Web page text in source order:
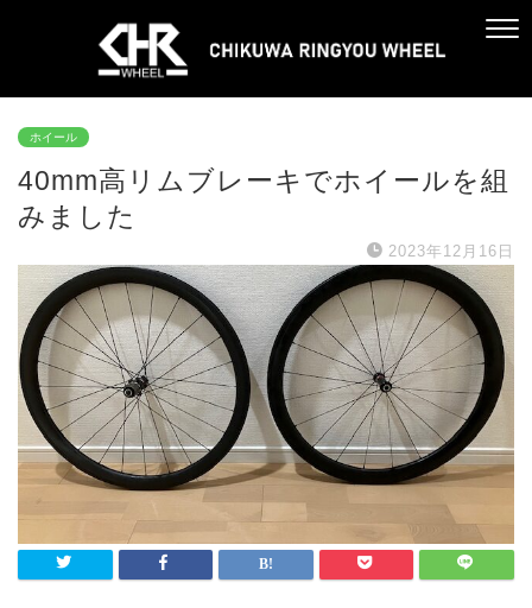
ホイール
40mm高リムブレーキでホイールを組
みました
2023年12月16日